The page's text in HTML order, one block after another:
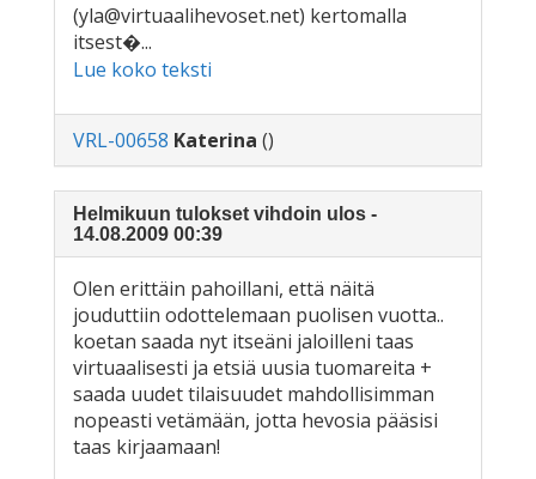
(yla@virtuaalihevoset.net) kertomalla
itsest�...
Lue koko teksti
VRL-00658 Katerina ()
Helmikuun tulokset vihdoin ulos -
14.08.2009 00:39
Olen erittäin pahoillani, että näitä
jouduttiin odottelemaan puolisen vuotta..
koetan saada nyt itseäni jaloilleni taas
virtuaalisesti ja etsiä uusia tuomareita +
saada uudet tilaisuudet mahdollisimman
nopeasti vetämään, jotta hevosia pääsisi
taas kirjaamaan!